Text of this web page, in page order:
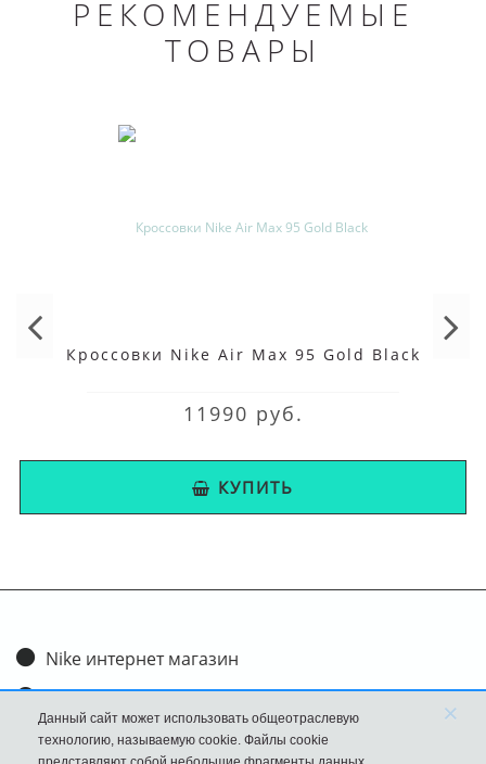
РЕКОМЕНДУЕМЫЕ
ТОВАРЫ
Кроссовки Nike Air Max 95 Gold Black
11990 руб.
КУПИТЬ
Nike интернет магазин
Доставка и оплата
Обмен и возврат
Данный сайт может использовать общеотраслевую
технологию, называемую cookie. Файлы cookie
×